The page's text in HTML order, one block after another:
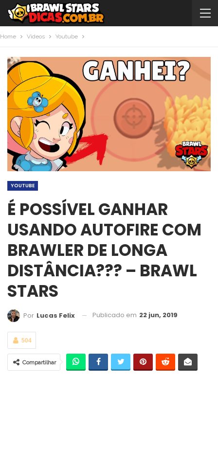
Home Videos Youtube
YOUTUBE
É POSSÍVEL GANHAR
USANDO AUTOFIRE COM
BRAWLER DE LONGA
DISTÂNCIA??? – BRAWL
STARS
Por Lucas Felix Publicado em 22 jun, 2019
504
Compartilhar